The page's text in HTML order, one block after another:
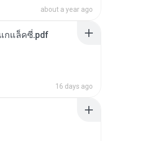
about a year ago
กแล็คซี่.pdf
16 days ago